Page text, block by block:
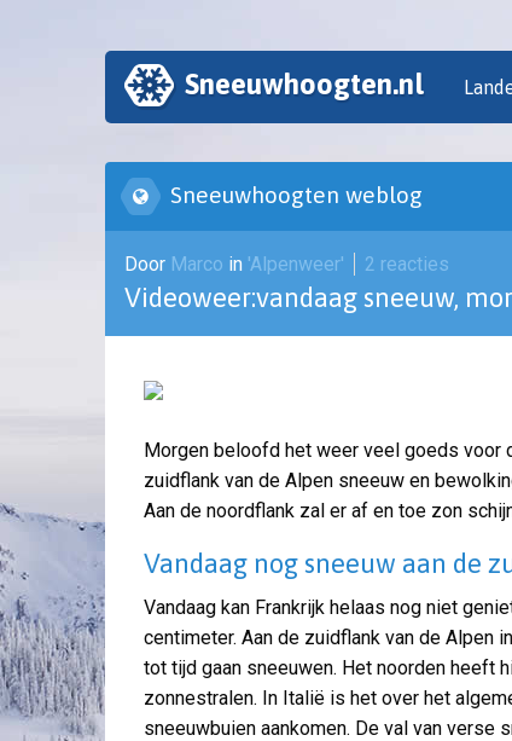
Sneeuwhoogten.nl
Sneeuwhoogten weblog
Door Marco in 'Alpenweer' 2 reacties
Videoweer:vandaag sneeuw,
Morgen beloofd het weer veel goeds voor
zuidflank van de Alpen sneeuw en
Aan de noordflank zal er af en toe zon
Vandaag nog sneeuw aan de
Vandaag kan Frankrijk helaas nog niet
centimeter. Aan de zuidflank van de Alpen
tot tijd gaan sneeuwen. Het noorden heeft
zonnestralen. In Italië is het over het
sneeuwbuien aankomen. De val van